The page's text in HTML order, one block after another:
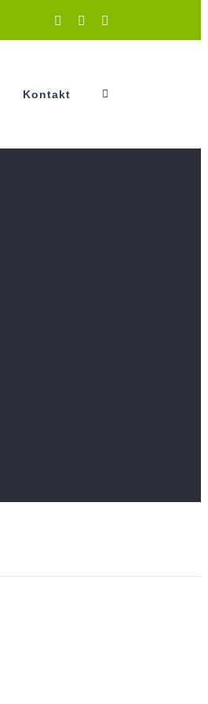
InstagramFacebook
Kontakt